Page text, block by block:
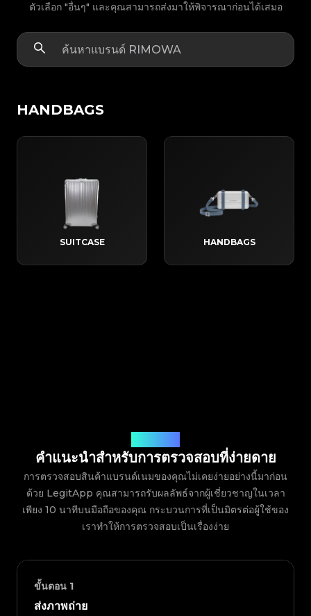
ตัวเลือก "อื่นๆ" และคุณสามารถส่งมาให้พิจารณาก่อนได้เสมอ
HANDBAGS
SUITCASE HANDBAGS
คำแนะนำสำหรับการตรวจสอบที่ง่ายดาย
การตรวจสอบสินค้าแบรนด์เนมของคุณไม่เคยง่ายอย่างนี้มาก่อน
ด้วย LegitApp คุณสามารถรับผลลัพธ์จากผู้เชี่ยวชาญในเวลา
เพียง 10 นาทีบนมือถือของคุณ กระบวนการที่เป็นมิตรต่อผู้ใช้ของ
เราทำให้การตรวจสอบเป็นเรื่องง่าย
ขั้นตอน 1
ส่งภาพถ่าย